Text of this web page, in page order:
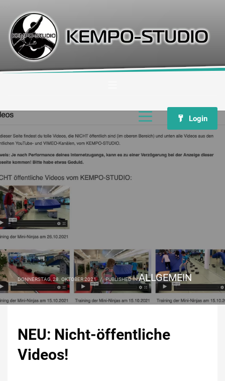
Login
DONNERSTAG, 28. OKTOBER 2021 / PUBLISHED INALLGEMEIN
NEU: Nicht-öffentliche
Videos!